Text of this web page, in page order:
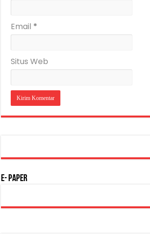
Email *
Situs Web
E- Paper